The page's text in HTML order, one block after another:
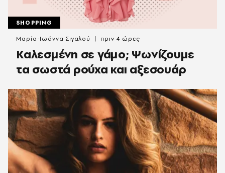
SHOPPING
Καλεσμένη σε γάμο; Ψωνίζουμε
τα σωστά ρούχα και αξεσουάρ
Μαρία-Ιωάννα Σιγαλού πριν 4 ώρες